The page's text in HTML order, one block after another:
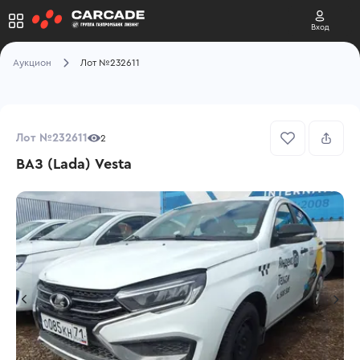
Вход
Аукцион Лот №232611
Лот №232611 2
ВАЗ (Lada) Vesta